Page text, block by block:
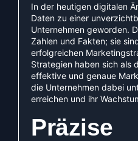
In der heutigen digitalen
Daten zu einer
Unternehmen geworden.
Zahlen und Fakten; sie
erfolgreichen
Strategien haben sich als
effektive und genaue
die Unternehmen dabei
erreichen und ihr
Präzise